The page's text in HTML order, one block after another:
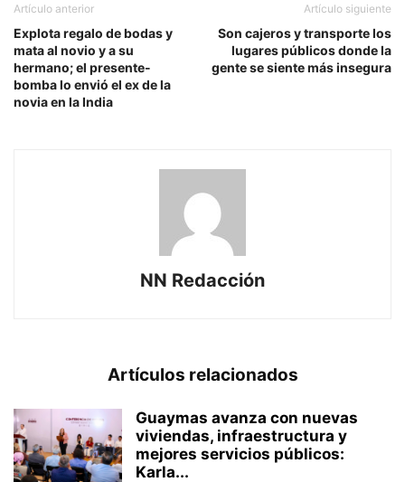
Artículo anterior
Explota regalo de bodas y
mata al novio y a su
hermano; el presente-
bomba lo envió el ex de la
novia en la India
Artículo siguiente
Son cajeros y transporte los
lugares públicos donde la
gente se siente más insegura
NN Redacción
Artículos relacionados
Guaymas avanza con nuevas
viviendas, infraestructura y
mejores servicios públicos:
Karla...